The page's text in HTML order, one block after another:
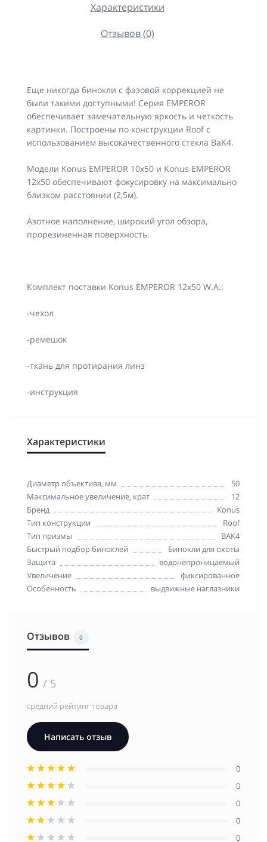
Характеристики
Отзывов (0)
Еще никогда бинокли с фазовой коррекцией не
были такими доступными! Серия EMPEROR
обеспечивает замечательную яркость и четкость
картинки. Построены по конструкции Roof с
использованием высокачественного стекла BaK4.
Модели Konus EMPEROR 10х50 и Konus EMPEROR
12х50 обеспечивают фокусировку на максимально
близком расстоянии (2,5м).
Азотное наполнение, широкий угол обзора,
прорезиненная поверхность.
Комплект поставки Konus EMPEROR 12x50 W.A.:
-чехол
-ремешок
-ткань для протирания линз
-инструкция
Характеристики
Диаметр объектива, мм
50
Максимальное увеличение, крат
12
Бренд
Konus
Тип конструкции
Roof
Тип призмы
BAK4
Быстрый подбор биноклей
Бинокли для охоты
Защита
водонепроницаемый
Увеличение
фиксированное
Особенность
выдвижные наглазники
Отзывов 0
0 / 5
средний рейтинг товара
Написать отзыв
0
0
0
0
0